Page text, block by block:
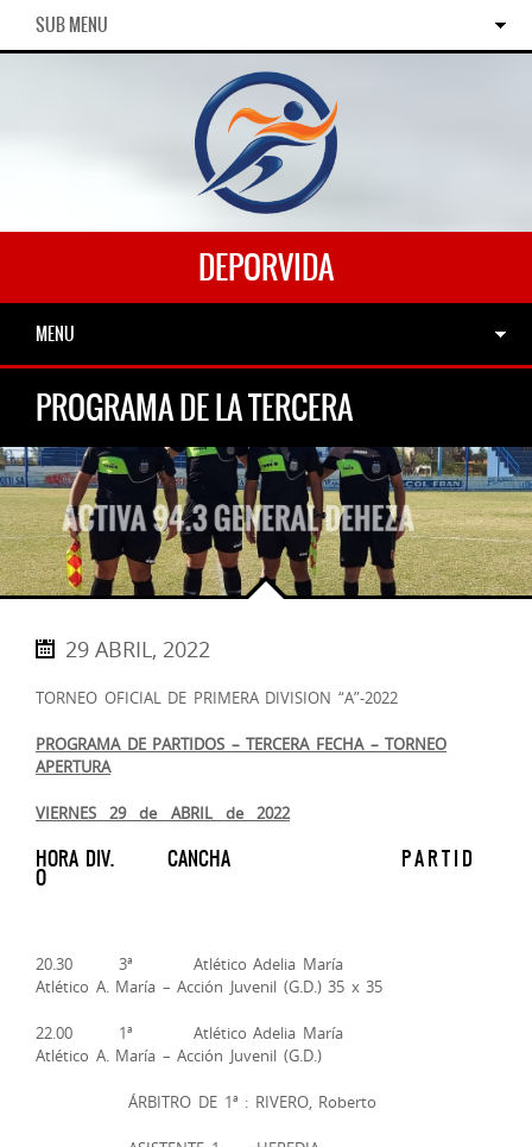
SUB MENU
DEPORVIDA
MENU
PROGRAMA DE LA TERCERA
29 ABRIL, 2022
TORNEO OFICIAL DE PRIMERA DIVISION “A”-2022
PROGRAMA DE PARTIDOS – TERCERA FECHA – TORNEO
APERTURA
VIERNES 29 de ABRIL de 2022
HORA DIV. CANCHA P A R T I D
O
20.30 3ª Atlético Adelia María
Atlético A. María – Acción Juvenil (G.D.) 35 x 35
22.00 1ª Atlético Adelia María
Atlético A. María – Acción Juvenil (G.D.)
ÁRBITRO DE 1ª : RIVERO, Roberto